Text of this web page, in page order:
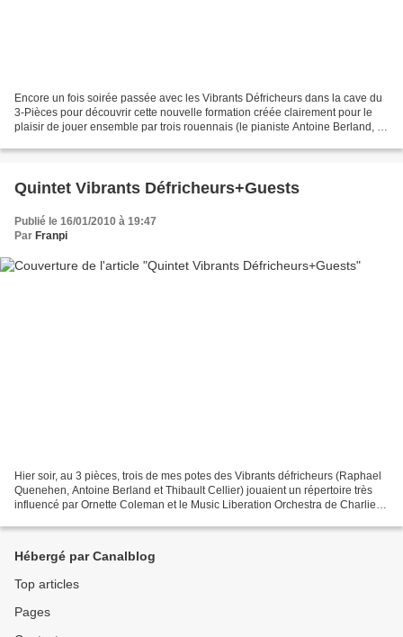
Encore un fois soirée passée avec les Vibrants Défricheurs dans la cave du
3-Pièces pour découvrir cette nouvelle formation créée clairement pour le
plaisir de jouer ensemble par trois rouennais (le pianiste Antoine Berland, le
Quintet Vibrants Défricheurs+Guests
Publié le 16/01/2010 à 19:47
Par Franpi
Hier soir, au 3 pièces, trois de mes potes des Vibrants défricheurs (Raphael
Quenehen, Antoine Berland et Thibault Cellier) jouaient un répertoire très
influencé par Ornette Coleman et le Music Liberation Orchestra de Charlie
Hébergé par Canalblog
Top articles
Pages